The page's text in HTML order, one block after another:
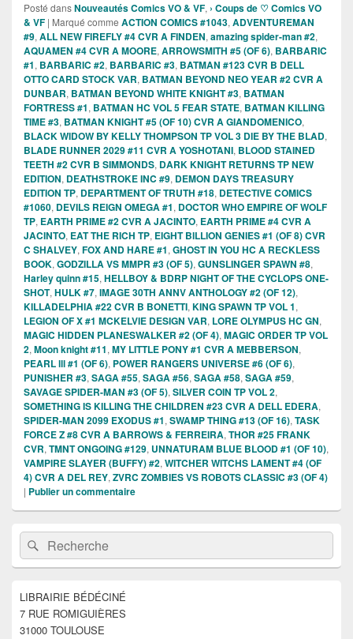
Posté dansNouveautés Comics VO & VF, › Coups de ♡ Comics VO
& VF | Marqué comme ACTION COMICS #1043,ADVENTUREMAN
#9,ALL NEW FIREFLY #4 CVR A FINDEN,amazing spider-man #2,
AQUAMEN #4 CVR A MOORE,ARROWSMITH #5 (OF 6), BARBARIC
#1, BARBARIC #2, BARBARIC #3, BATMAN #123 CVR B DELL
OTTO CARD STOCK VAR, BATMAN BEYOND NEO YEAR #2 CVR A
DUNBAR, BATMAN BEYOND WHITE KNIGHT #3, BATMAN
FORTRESS #1, BATMAN HC VOL 5 FEAR STATE, BATMAN KILLING
TIME #3, BATMAN KNIGHT #5 (OF 10) CVR A GIANDOMENICO,
BLACK WIDOW BY KELLY THOMPSON TP VOL 3 DIE BY THE BLAD,
BLADE RUNNER 2029 #11 CVR A YOSHOTANI, BLOOD STAINED
TEETH #2 CVR B SIMMONDS, DARK KNIGHT RETURNS TP NEW
EDITION, DEATHSTROKE INC #9, DEMON DAYS TREASURY
EDITION TP, DEPARTMENT OF TRUTH #18, DETECTIVE COMICS
#1060, DEVILS REIGN OMEGA #1, DOCTOR WHO EMPIRE OF WOLF
TP, EARTH PRIME #2 CVR A JACINTO, EARTH PRIME #4 CVR A
JACINTO, EAT THE RICH TP, EIGHT BILLION GENIES #1 (OF 8) CVR
C SHALVEY,FOX AND HARE #1,GHOST IN YOU HC A RECKLESS
BOOK,GODZILLA VS MMPR #3 (OF 5),GUNSLINGER SPAWN #8,
Harley quinn #15,HELLBOY & BDRP NIGHT OF THE CYCLOPS ONE-
SHOT,HULK #7,IMAGE 30TH ANNV ANTHOLOGY #2 (OF 12),
KILLADELPHIA #22 CVR B BONETTI,KING SPAWN TP VOL 1,
LEGION OF X #1 MCKELVIE DESIGN VAR, LORE OLYMPUS HC GN,
MAGIC HIDDEN PLANESWALKER #2 (OF 4),MAGIC ORDER TP VOL
2,Moon knight #11,MY LITTLE PONY #1 CVR A MEBBERSON,
PEARL lll #1 (OF 6), POWER RANGERS UNIVERSE #6 (OF 6),
PUNISHER #3,SAGA #55,SAGA #56,SAGA #58,SAGA #59,
SAVAGE SPIDER-MAN #3 (OF 5),SILVER COIN TP VOL 2,
SOMETHING IS KILLING THE CHILDREN #23 CVR A DELL EDERA,
SPIDER-MAN 2099 EXODUS #1,SWAMP THING #13 (OF 16),TASK
FORCE Z #8 CVR A BARROWS & FERREIRA,THOR #25 FRANK
CVR,TMNT ONGOING #129, UNNATURAM BLUE BLOOD #1 (OF 10),
VAMPIRE SLAYER (BUFFY) #2,WITCHER WITCHS LAMENT #4 (OF
4) CVR A DEL REY,ZVRC ZOMBIES VS ROBOTS CLASSIC #3 (OF 4)
| Publier un commentaire
Zone
principale
de
widget
barre
latérale
Recherche :Rechercher
LIBRAIRIE BÉDÉCINÉ
7 RUE ROMIGUIÈRES
31000 TOULOUSE